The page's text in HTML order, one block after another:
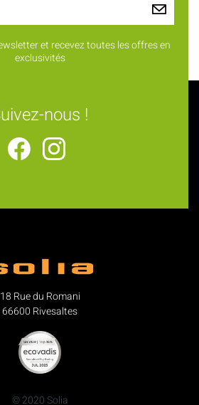
et recevez toutes les offres en
exclusivités
nous !
18 Rue du Romani
66600 Rivesaltes
© 2020 Solia